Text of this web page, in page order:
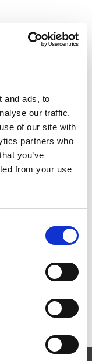
and ads, to
our traffic.
of our site with
partners who
you’ve
from your use
技术提升铝型材
2026）：全球
更强劲的引擎